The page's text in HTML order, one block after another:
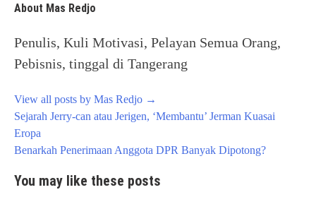
About Mas Redjo
Penulis, Kuli Motivasi, Pelayan Semua Orang,
Pebisnis, tinggal di Tangerang
View all posts by Mas Redjo →
Post
navigation
Sejarah Jerry-can atau Jerigen, ‘Membantu’ Jerman Kuasai
Eropa
Benarkah Penerimaan Anggota DPR Banyak Dipotong?
You may like these posts